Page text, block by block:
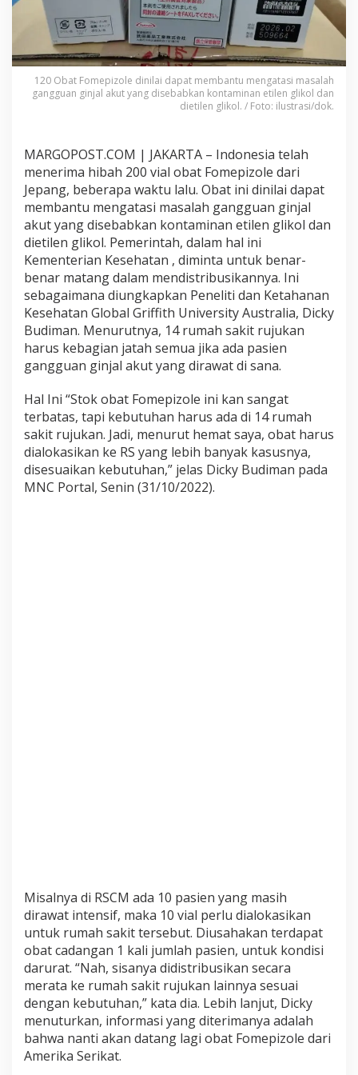
l
o
k
a
s
i
k
a
b
a
t
G
a
n
g
g
u
a
n
G
n
a
A
u
t
k
e
1
4
120 Obat Fomepizole dinilai dapat membantu mengatasi masalah
gangguan ginjal akut yang disebabkan kontaminan etilen glikol dan
dietilen glikol. / Foto: ilustrasi/dok.
MARGOPOST.COM | JAKARTA – Indonesia telah
menerima hibah 200 vial obat Fomepizole dari
Jepang, beberapa waktu lalu. Obat ini dinilai dapat
membantu mengatasi masalah gangguan ginjal
akut yang disebabkan kontaminan etilen glikol dan
dietilen glikol. Pemerintah, dalam hal ini
Kementerian Kesehatan , diminta untuk benar-
benar matang dalam mendistribusikannya. Ini
sebagaimana diungkapkan Peneliti dan Ketahanan
Kesehatan Global Griffith University Australia, Dicky
Budiman. Menurutnya, 14 rumah sakit rujukan
harus kebagian jatah semua jika ada pasien
gangguan ginjal akut yang dirawat di sana.
Hal Ini “Stok obat Fomepizole ini kan sangat
terbatas, tapi kebutuhan harus ada di 14 rumah
sakit rujukan. Jadi, menurut hemat saya, obat harus
dialokasikan ke RS yang lebih banyak kasusnya,
disesuaikan kebutuhan,” jelas Dicky Budiman pada
MNC Portal, Senin (31/10/2022).
Misalnya di RSCM ada 10 pasien yang masih
dirawat intensif, maka 10 vial perlu dialokasikan
untuk rumah sakit tersebut. Diusahakan terdapat
obat cadangan 1 kali jumlah pasien, untuk kondisi
darurat. “Nah, sisanya didistribusikan secara
merata ke rumah sakit rujukan lainnya sesuai
dengan kebutuhan,” kata dia. Lebih lanjut, Dicky
menuturkan, informasi yang diterimanya adalah
bahwa nanti akan datang lagi obat Fomepizole dari
Amerika Serikat.